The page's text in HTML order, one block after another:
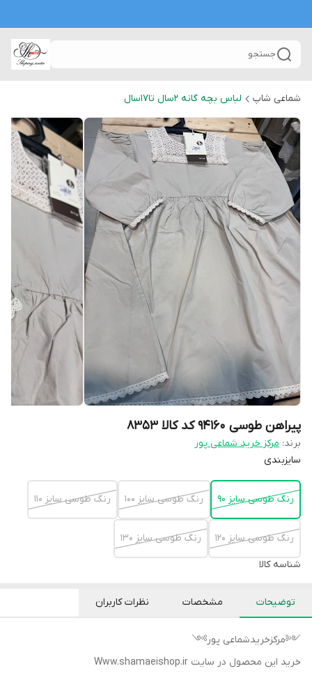
جستجو
شماعی شاپ لباس بچه گانه 2سال تا۱۷سال
پیراهن طوسی ۹۴۱۶۰ کد کالا ۸۳۵۳
برند: مرکز خرید شماعی پور
سایزبندی
رنگ طوسی سایز ۹۰ رنگ طوسی سایز ۱۰۰ رنگ طوسی سایز ۱۱۰
رنگ طوسی سایز ۱۲۰
رنگ طوسی سایز ۱۳۰
شناسه کالا
توضیحات مشخصات نظرات کاربران
༺مرکزخریدشماعی پور༻
خرید این محصول در سایت Www.shamaeishop.ir